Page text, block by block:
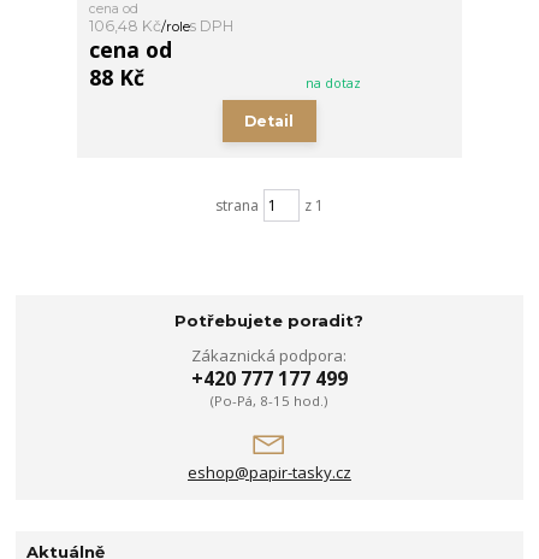
cena od
106,48 Kč/role
cena od
88 Kč
na dotaz
Detail
strana z 1
Potřebujete poradit?
Zákaznická podpora:
+420 777 177 499
(Po-Pá, 8-15 hod.)
eshop@papir-tasky.cz
Aktuálně